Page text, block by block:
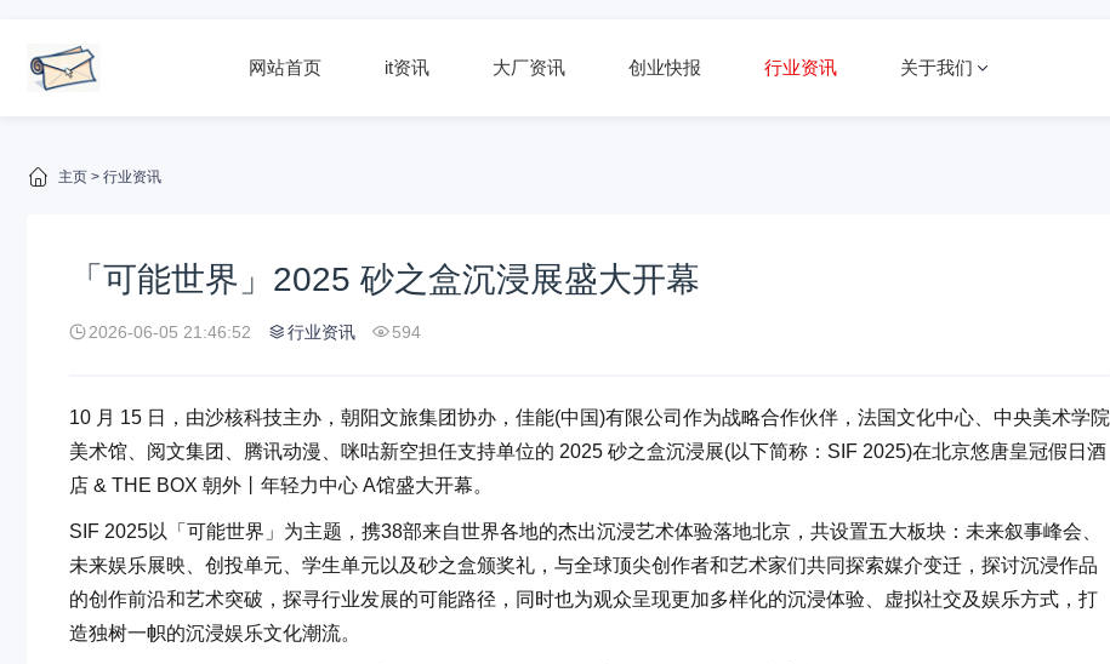
网站首页 it资讯 大厂资讯 创业快报 行业资讯 关于我们
主页 > 行业资讯
「可能世界」2025 砂之盒沉浸展盛大开幕
2026-06-05 21:46:52 行业资讯 594
10 月 15 日，由沙核科技主办，朝阳文旅集团协办，佳能(中国)有限公司作为战略合作伙伴，法国文化中心、中央美术学院
美术馆、阅文集团、腾讯动漫、咪咕新空担任支持单位的 2025 砂之盒沉浸展(以下简称：SIF 2025)在北京悠唐皇冠假日酒
店 & THE BOX 朝外丨年轻力中心 A馆盛大开幕。
SIF 2025以「可能世界」为主题，携38部来自世界各地的杰出沉浸艺术体验落地北京，共设置五大板块：未来叙事峰会、
未来娱乐展映、创投单元、学生单元以及砂之盒颁奖礼，与全球顶尖创作者和艺术家们共同探索媒介变迁，探讨沉浸作品
的创作前沿和艺术突破，探寻行业发展的可能路径，同时也为观众呈现更加多样化的沉浸体验、虚拟社交及娱乐方式，打
造独树一帜的沉浸娱乐文化潮流。